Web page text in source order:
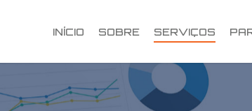
INÍCIO SOBRE SERVIÇOS